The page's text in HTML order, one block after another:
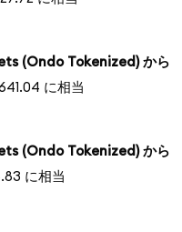
(Ondo Tokenized) から
に相当
(Ondo Tokenized) から
に相当